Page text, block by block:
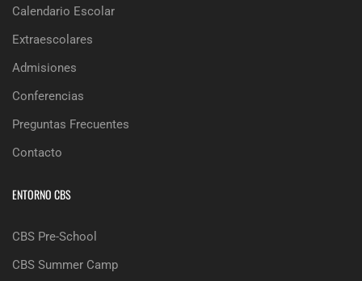
Calendario Escolar
Extraescolares
Admisiones
Conferencias
Preguntas Frecuentes
Contacto
ENTORNO CBS
CBS Pre-School
CBS Summer Camp